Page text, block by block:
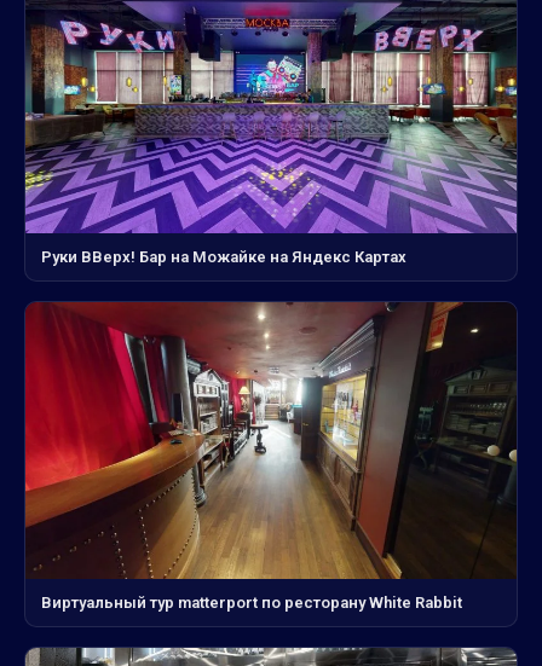
Руки ВВерх! Бар на Можайке на Яндекс Картах
Виртуальный тур matterport по ресторану White Rabbit